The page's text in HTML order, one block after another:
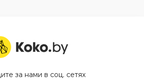
за нами в соц. сетях